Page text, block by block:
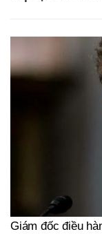
Giám đốc điều